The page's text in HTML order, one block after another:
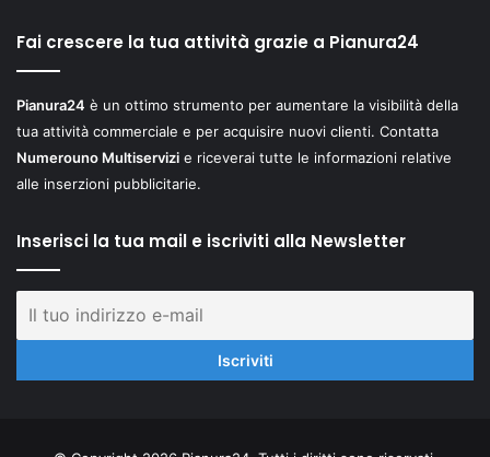
Fai crescere la tua attività grazie a Pianura24
Pianura24 è un ottimo strumento per aumentare la visibilità della
tua attività commerciale e per acquisire nuovi clienti. Contatta
Numerouno Multiservizi e riceverai tutte le informazioni relative
alle inserzioni pubblicitarie.
Inserisci la tua mail e iscriviti alla Newsletter